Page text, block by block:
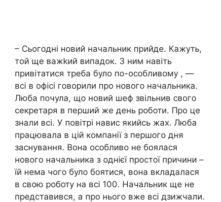
– Сьогодні новий начальник прийде. Кажуть,
той ще важkий випадок. З ним навіть
привітатися треба було по-особливому , —
всі в офісі говорили про нового начальника.
Люба почула, що новий шеф звільнив свого
секретаря в перший же день роботи. Про це
знали всі. У повітрі навис якийсь жах. Люба
працювала в цій компанії з першого дня
заснування. Вона особливо не боялася
нового начальника з однієї простої причини –
їй нема чого було боятися, вона вкладалася
в свою роботу на всі 100. Начальник ще не
представився, а про нього вже всі дзижчали.